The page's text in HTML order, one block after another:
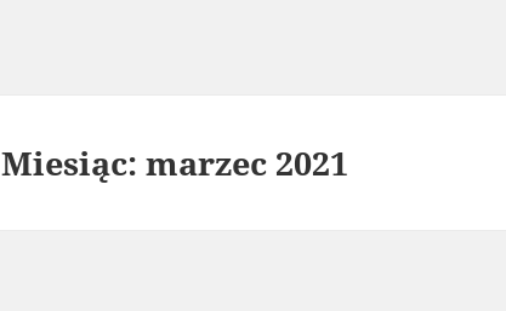
Miesiąc:marzec 2021